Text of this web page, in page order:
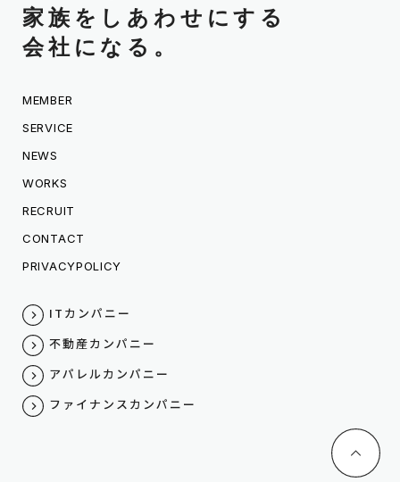
家族をしあわせにする
会社になる。
MEMBER
SERVICE
NEWS
WORKS
RECRUIT
CONTACT
PRIVACYPOLICY
ITカンパニー
不動産カンパニー
アパレルカンパニー
ファイナンスカンパニー